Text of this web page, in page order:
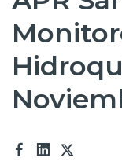
Nosotros
Operaciones
Proyectos